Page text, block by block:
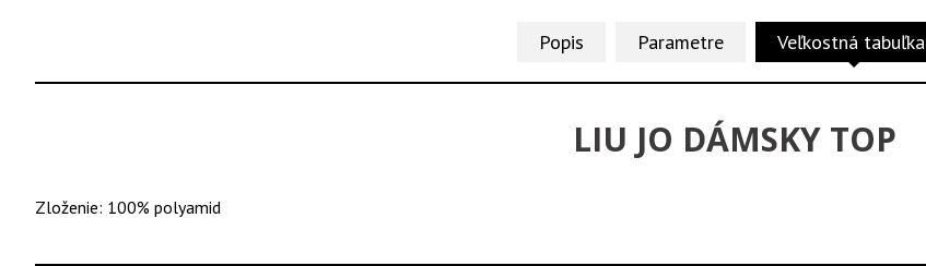
Popis Parametre Veľkostná tabuľka
LIU JO DÁMSKY TOP
Zloženie: 100% polyamid